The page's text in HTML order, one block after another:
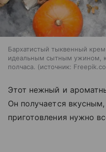
Бархатистый тыквенный
идеальным сытным ужином,
полчаса.
источник:
Этот нежный и
Он получается
приготовления нужно